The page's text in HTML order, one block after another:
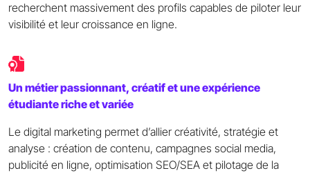
recherchent massivement des profils capables de piloter leur
visibilité et leur croissance en ligne.
Un métier passionnant, créatif et une expérience
étudiante riche et variée
Le digital marketing permet d’allier créativité, stratégie et
analyse : création de contenu, campagnes social media,
publicité en ligne, optimisation SEO/SEA et pilotage de la